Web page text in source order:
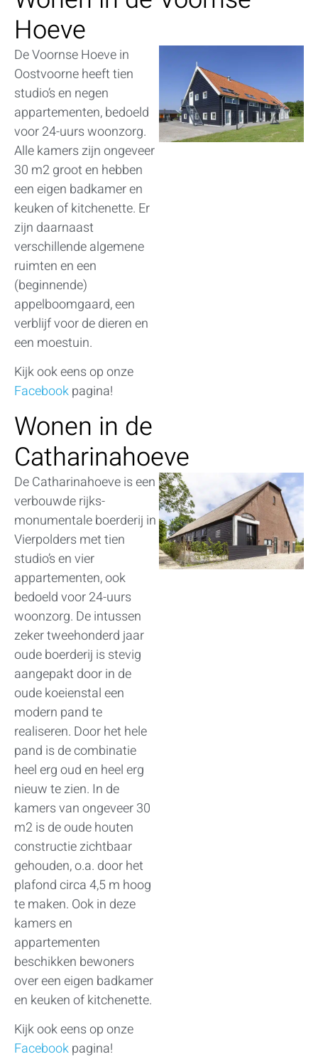
Hoeve
De Voornse Hoeve in
Oostvoorne heeft tien
studio’s en negen
appartementen, bedoeld
voor 24-uurs woonzorg.
Alle kamers zijn ongeveer
30 m2 groot en hebben
een eigen badkamer en
keuken of kitchenette. Er
zijn daarnaast
verschillende algemene
ruimten en een
(beginnende)
appelboomgaard, een
verblijf voor de dieren en
een moestuin.
Kijk ook eens op onze
Facebookpagina!
Wonen in de
Catharinahoeve
De Catharinahoeve is een
verbouwde rijks-
monumentale boerderij in
Vierpolders met tien
studio’s en vier
appartementen, ook
bedoeld voor 24-uurs
woonzorg. De intussen
zeker tweehonderd jaar
oude boerderij is stevig
aangepakt door in de
oude koeienstal een
modern pand te
realiseren. Door het hele
pand is de combinatie
heel erg oud en heel erg
nieuw te zien. In de
kamers van ongeveer 30
m2 is de oude houten
constructie zichtbaar
gehouden, o.a. door het
plafond circa 4,5 m hoog
te maken. Ook in deze
kamers en
appartementen
beschikken bewoners
over een eigen badkamer
en keuken of kitchenette.
Kijk ook eens op onze
Facebookpagina!